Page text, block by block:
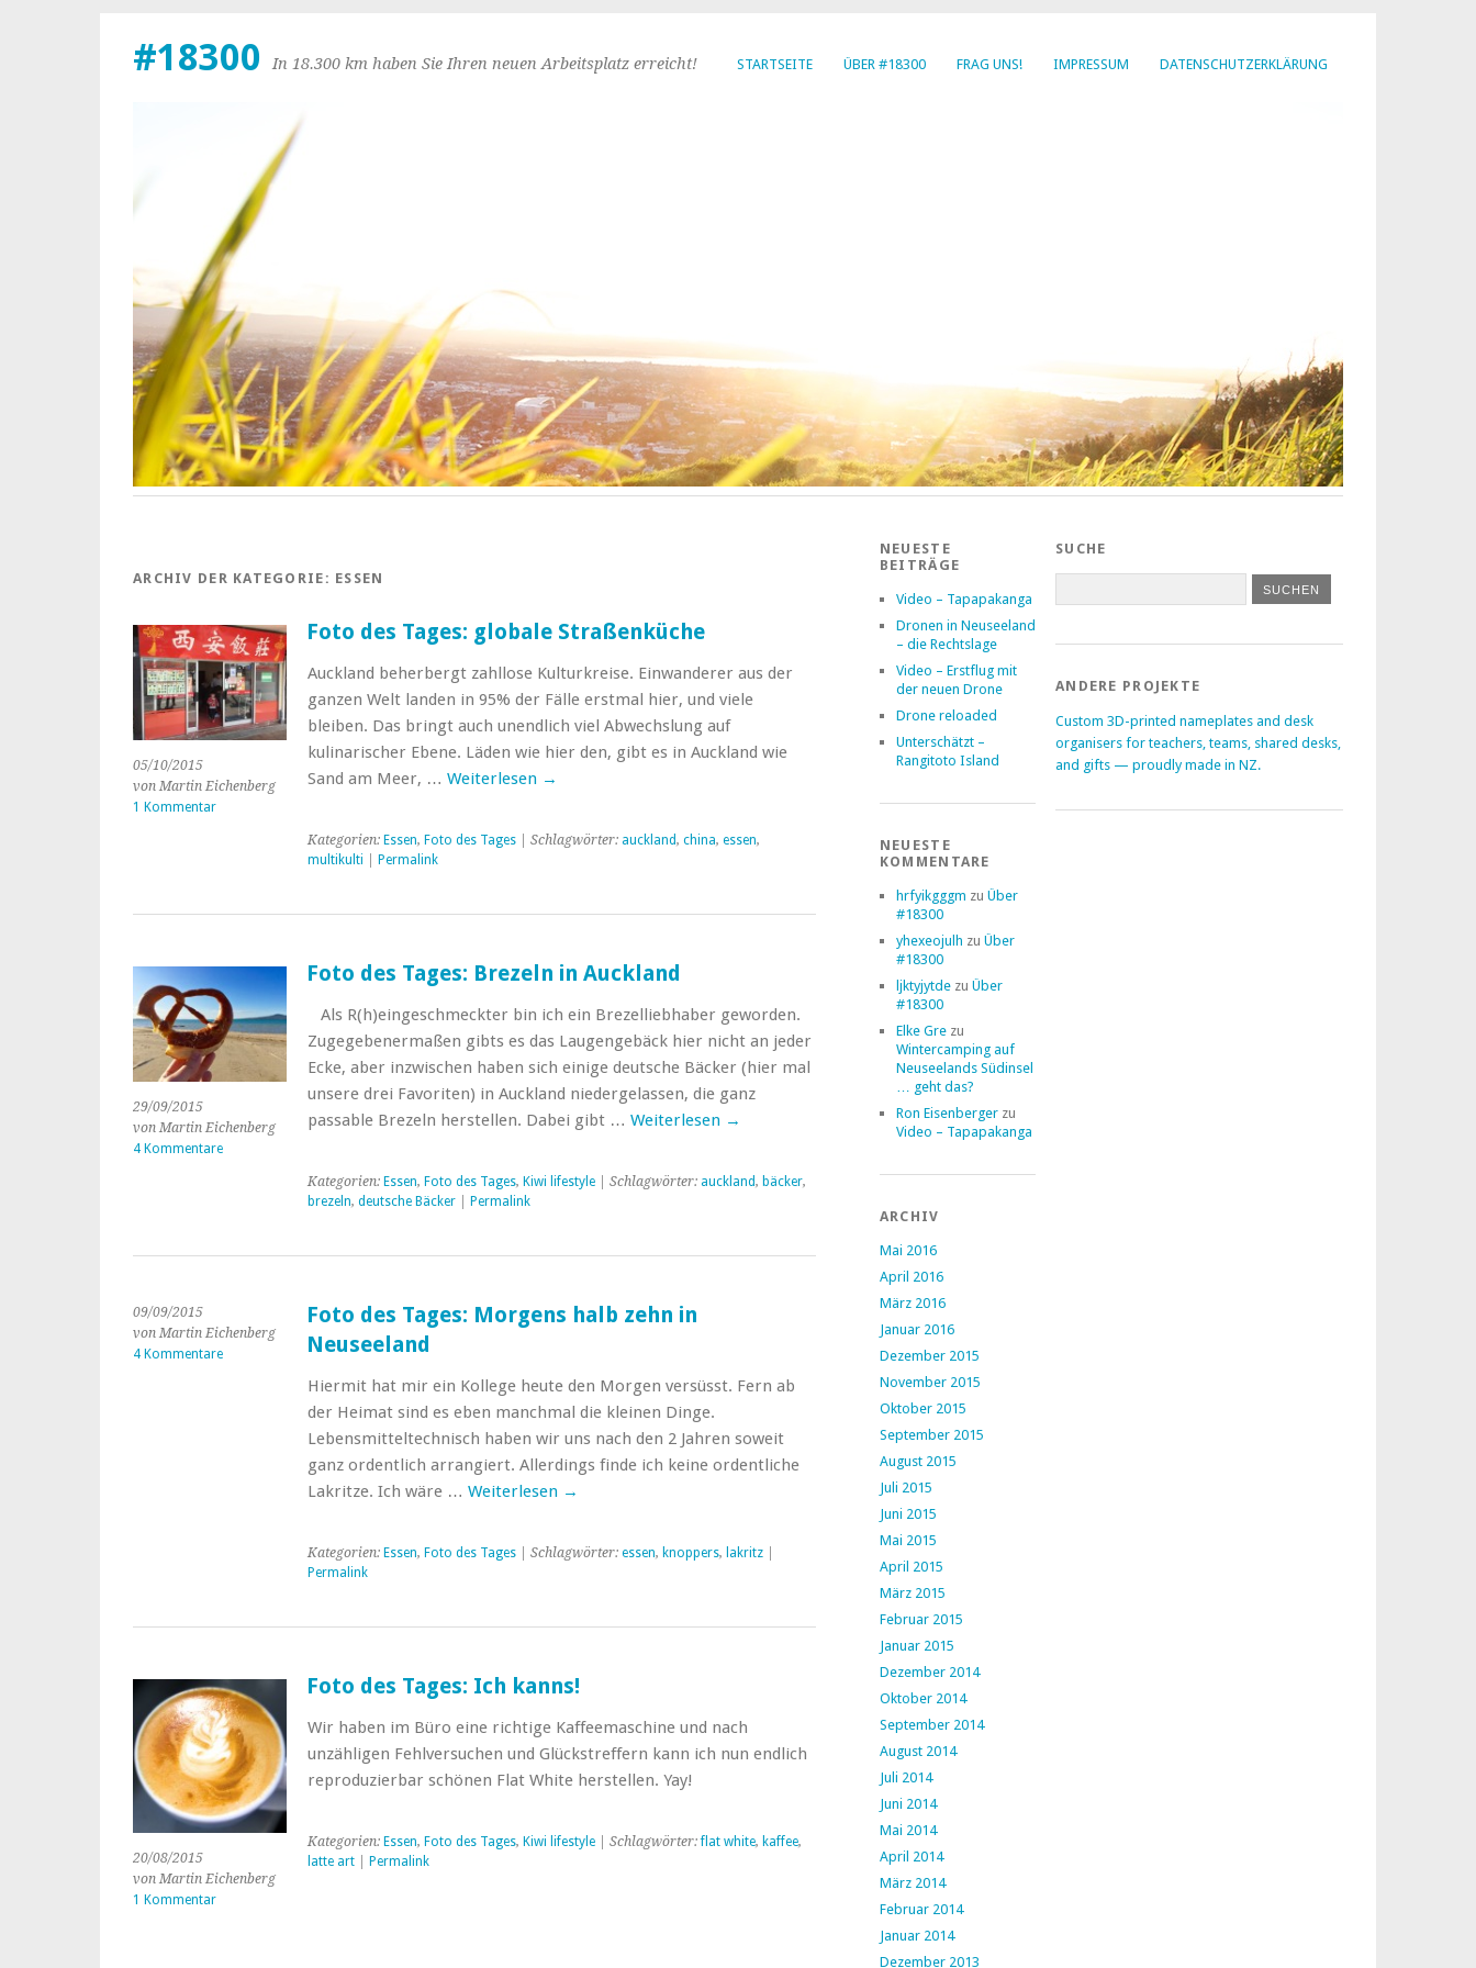
STARTSEITE ÜBER #18300 FRAG UNS! IMPRESSUM DATENSCHUTZERKLÄRUNG
#18300 In 18.300 km haben Sie Ihren neuen Arbeitsplatz erreicht!
ARCHIV DER KATEGORIE: ESSEN
05/10/2015
von Martin Eichenberg
1 Kommentar
Foto des Tages: globale Straßenküche
Auckland beherbergt zahllose Kulturkreise. Einwanderer aus der
ganzen Welt landen in 95% der Fälle erstmal hier, und viele
bleiben. Das bringt auch unendlich viel Abwechslung auf
kulinarischer Ebene. Läden wie hier den, gibt es in Auckland wie
Sand am Meer, … Weiterlesen →
Kategorien: Essen, Foto des Tages| Schlagwörter: auckland, china, essen,
multikulti
Permalink
29/09/2015
von Martin Eichenberg
4 Kommentare
Foto des Tages: Brezeln in Auckland
Als R(h)eingeschmeckter bin ich ein Brezelliebhaber geworden.
Zugegebenermaßen gibts es das Laugengebäck hier nicht an jeder
Ecke, aber inzwischen haben sich einige deutsche Bäcker (hier mal
unsere drei Favoriten) in Auckland niedergelassen, die ganz
passable Brezeln herstellen. Dabei gibt … Weiterlesen →
Kategorien: Essen, Foto des Tages, Kiwi lifestyle| Schlagwörter: auckland, bäcker,
brezeln, deutsche Bäcker| Permalink
09/09/2015
von Martin Eichenberg
4 Kommentare
Foto des Tages: Morgens halb zehn in
Neuseeland
Hiermit hat mir ein Kollege heute den Morgen versüsst. Fern ab
der Heimat sind es eben manchmal die kleinen Dinge.
Lebensmitteltechnisch haben wir uns nach den 2 Jahren soweit
ganz ordentlich arrangiert. Allerdings finde ich keine ordentliche
Lakritze. Ich wäre … Weiterlesen →
Kategorien: Essen, Foto des Tages| Schlagwörter: essen, knoppers, lakritz|
Permalink
20/08/2015
von Martin Eichenberg
1 Kommentar
Foto des Tages: Ich kanns!
Wir haben im Büro eine richtige Kaffeemaschine und nach
unzähligen Fehlversuchen und Glückstreffern kann ich nun endlich
reproduzierbar schönen Flat White herstellen. Yay!
Kategorien: Essen, Foto des Tages, Kiwi lifestyle| Schlagwörter:flat white, kaffee,
latte art| Permalink
NEUESTE
BEITRÄGE
Video – Tapapakanga
Dronen in Neuseeland
– die Rechtslage
Video – Erstflug mit
der neuen Drone
Drone reloaded
Unterschätzt –
Rangitoto Island
NEUESTE
KOMMENTARE
hrfyikgggm zu Über
#18300
yhexeojulh zu Über
#18300
ljktyjytdezu Über
#18300
Elke Grezu
Wintercamping auf
Neuseelands Südinsel
… geht das?
Ron Eisenbergerzu
Video – Tapapakanga
ARCHIV
Mai 2016
April 2016
März 2016
Januar 2016
Dezember 2015
November 2015
Oktober 2015
September 2015
August 2015
Juli 2015
Juni 2015
Mai 2015
April 2015
März 2015
Februar 2015
Januar 2015
Dezember 2014
Oktober 2014
September 2014
August 2014
Juli 2014
Juni 2014
Mai 2014
April 2014
März 2014
Februar 2014
Januar 2014
Dezember 2013
SUCHE
ANDERE PROJEKTE
Custom 3D-printed nameplates and desk
organisers for teachers, teams, shared desks,
and gifts — proudly made in NZ.